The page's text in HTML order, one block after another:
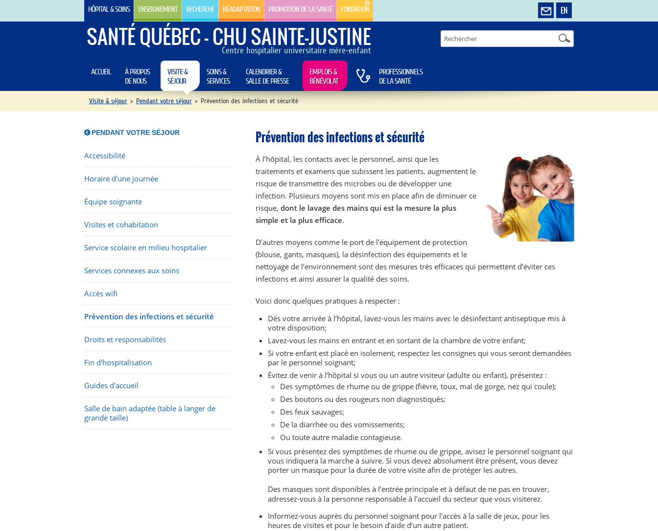
EN
HÔPITAL & SOINS ENSEIGNEMENT RECHERCHE RÉADAPTATION PROMOTION DE LA SANTÉ FONDATION
SANTÉ QUÉBEC - CHU SAINTE-JUSTINE
Centre hospitalier universitaire mère-enfant
ACCUEIL
À PROPOS
DE NOUS
VISITE &
SÉJOUR
SOINS &
SERVICES
CALENDRIER &
SALLE DE PRESSE
EMPLOIS &
BÉNÉVOLAT
PROFESSIONNELS
DE LA SANTÉ
Visite & séjour > Pendant votre séjour > Prévention des infections et sécurité
PENDANT VOTRE SÉJOUR
Accessibilité
Horaire d'une journée
Équipe soignante
Visites et cohabitation
Service scolaire en milieu hospitalier
Services connexes aux soins
Accès wifi
Prévention des infections et sécurité
Droits et responsabilités
Fin d'hospitalisation
Guides d'accueil
Salle de bain adaptée (table à langer de
grande taille)
Prévention des infections et sécurité
À l’hôpital, les contacts avec le personnel, ainsi que les
traitements et examens que subissent les patients, augmentent le
risque de transmettre des microbes ou de développer une
infection. Plusieurs moyens sont mis en place afin de diminuer ce
risque, dont le lavage des mains qui est la mesure la plus
simple et la plus efficace.
D’autres moyens comme le port de l’équipement de protection
(blouse, gants, masques), la désinfection des équipements et le
nettoyage de l’environnement sont des mesures très efficaces qui permettent d’éviter ces
infections et ainsi assurer la qualité des soins.
Voici donc quelques pratiques à respecter :
Dès votre arrivée à l’hôpital, lavez-vous les mains avec le désinfectant antiseptique mis à
votre disposition;
Lavez-vous les mains en entrant et en sortant de la chambre de votre enfant;
Si votre enfant est placé en isolement, respectez les consignes qui vous seront demandées
par le personnel soignant;
Évitez de venir à l’hôpital si vous ou un autre visiteur (adulte ou enfant), présentez :
Des symptômes de rhume ou de grippe (fièvre, toux, mal de gorge, nez qui coule);
Des boutons ou des rougeurs non diagnostiqués;
Des feux sauvages;
De la diarrhée ou des vomissements;
Ou toute autre maladie contagieuse.
Si vous présentez des symptômes de rhume ou de grippe, avisez le personnel soignant qui
vous indiquera la marche à suivre. Si vous devez absolument être présent, vous devez
porter un masque pour la durée de votre visite afin de protéger les autres.
Des masques sont disponibles à l’entrée principale et à défaut de ne pas en trouver,
adressez-vous à la personne responsable à l’accueil du secteur que vous visiterez.
Informez-vous auprès du personnel soignant pour l’accès à la salle de jeux, pour les
heures de visites et pour le besoin d’aide d’un autre patient.